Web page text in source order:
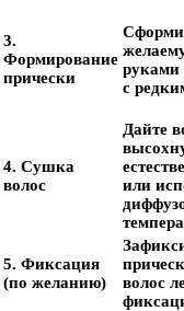
3.
Формирование
прически
руками
с
4. Сушка
волос
Дайте
или
5. Фиксация
(по желанию)
волос